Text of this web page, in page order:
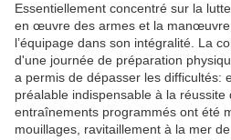
Essentiellement concentré sur la
en œuvre des armes et la
l’équipage dans son intégralité. La
d'une journée de préparation
a permis de dépasser les difficultés:
préalable indispensable à la réussite
entraînements programmés ont été
mouillages, ravitaillement à la mer